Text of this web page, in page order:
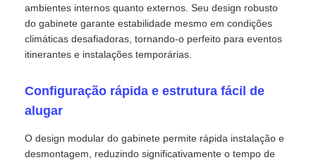
Casos
Solicitar Orçamento
Vídeo Wall Display de LED
Tela da tela LED
ambientes internos quanto externos. Seu design robusto
do gabinete garante estabilidade mesmo em condições
climáticas desafiadoras, tornando-o perfeito para eventos
itinerantes e instalações temporárias.
Configuração rápida e estrutura fácil de
alugar
O design modular do gabinete permite rápida instalação e
desmontagem, reduzindo significativamente o tempo de